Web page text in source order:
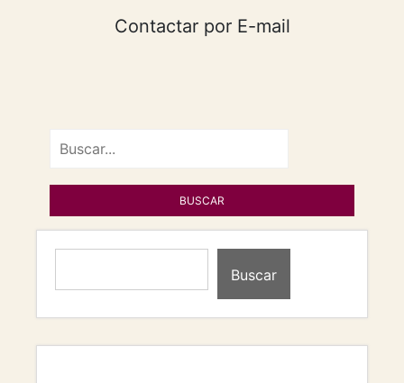
Contactar por E-mail
Buscar